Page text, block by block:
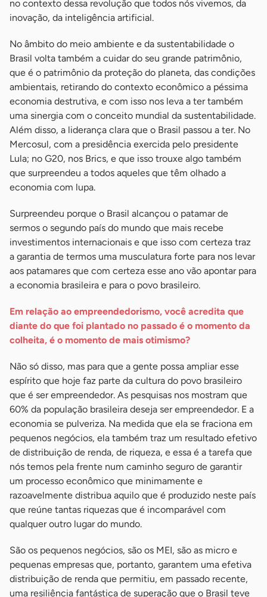
no contexto dessa revolução que todos nós vivemos, da
inovação, da inteligência artificial.
No âmbito do meio ambiente e da sustentabilidade o
Brasil volta também a cuidar do seu grande patrimônio,
que é o patrimônio da proteção do planeta, das condições
ambientais, retirando do contexto econômico a péssima
economia destrutiva, e com isso nos leva a ter também
uma sinergia com o conceito mundial da sustentabilidade.
Além disso, a liderança clara que o Brasil passou a ter. No
Mercosul, com a presidência exercida pelo presidente
Lula; no G20, nos Brics, e que isso trouxe algo também
que surpreendeu a todos aqueles que têm olhado a
economia com lupa.
Surpreendeu porque o Brasil alcançou o patamar de
sermos o segundo país do mundo que mais recebe
investimentos internacionais e que isso com certeza traz
a garantia de termos uma musculatura forte para nos levar
aos patamares que com certeza esse ano vão apontar para
a economia brasileira e para o povo brasileiro.
Em relação ao empreendedorismo, você acredita que
diante do que foi plantado no passado é o momento da
colheita, é o momento de mais otimismo?
Não só disso, mas para que a gente possa ampliar esse
espírito que hoje faz parte da cultura do povo brasileiro
que é ser empreendedor. As pesquisas nos mostram que
60% da população brasileira deseja ser empreendedor. E a
economia se pulveriza. Na medida que ela se fraciona em
pequenos negócios, ela também traz um resultado efetivo
de distribuição de renda, de riqueza, e essa é a tarefa que
nós temos pela frente num caminho seguro de garantir
um processo econômico que minimamente e
razoavelmente distribua aquilo que é produzido neste país
que reúne tantas riquezas que é incomparável com
qualquer outro lugar do mundo.
São os pequenos negócios, são os MEI, são as micro e
pequenas empresas que, portanto, garantem uma efetiva
distribuição de renda que permitiu, em passado recente,
uma resiliência fantástica de superação que o Brasil teve